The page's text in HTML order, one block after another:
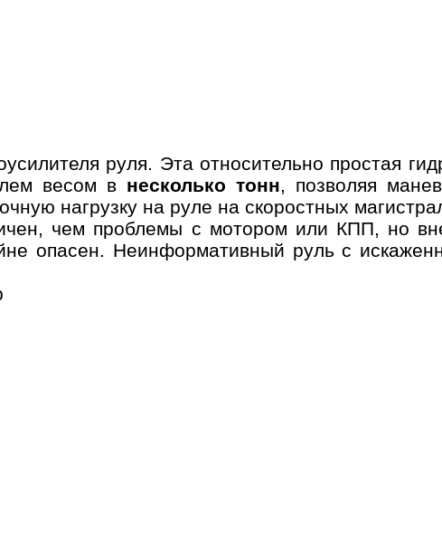
руля. Эта относительно простая
весом в несколько тонн, позволяя
нагрузку на руле на скоростных
чем проблемы с мотором или КПП, но
опасен. Неинформативный руль с